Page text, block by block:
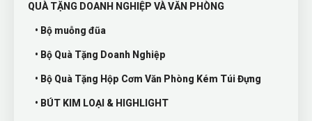
QUÀ TẶNG DOANH NGHIỆP VÀ VĂN PHÒNG
• Bộ muỗng đũa
• Bộ Quà Tặng Doanh Nghiệp
• Bộ Quà Tặng Hộp Cơm Văn Phòng Kém Túi Đựng
• BÚT KIM LOẠI & HIGHLIGHT